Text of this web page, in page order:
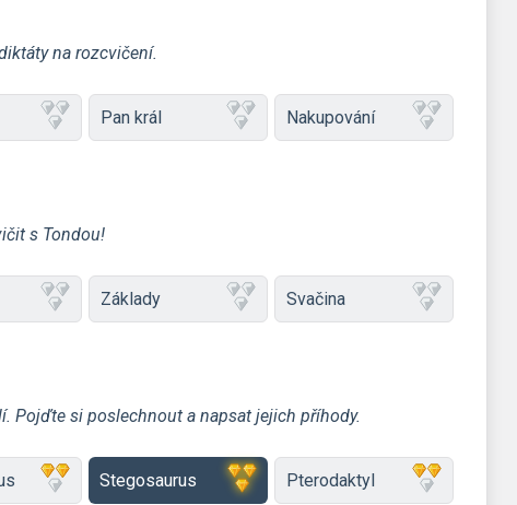
na rozcvičení.
Pan král Nakupování
s Tondou!
Základy Svačina
Pojďte si poslechnout a napsat jejich příhody.
Stegosaurus Pterodaktyl